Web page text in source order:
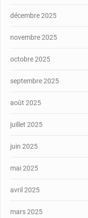
décembre 2025
novembre 2025
octobre 2025
septembre 2025
août 2025
juillet 2025
juin 2025
mai 2025
avril 2025
mars 2025